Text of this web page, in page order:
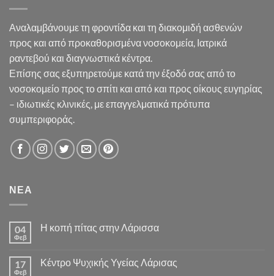
Αναλαμβάνουμε τη φροντίδα και τη διακομιδή ασθενών
προς και από προκαθορισμένα νοσοκομεία, Ιατρικά
ραντεβού και διαγνωστικά κέντρα.
Επίσης σας εξυπηρετούμε κατά την έξοδό σας από το
νοσοκομείο προς το σπίτι και από και προς οίκους ευγηρίας
– ιδιωτικές κλινικές, με επαγγελματικά πρότυπα
συμπεριφοράς.
ΝΕΑ
04
Φεβ
Η κοπή πίτας στην Λάρισσα
17
Φεβ
Κέντρο Ψυχικής Υγείας Λάρισας